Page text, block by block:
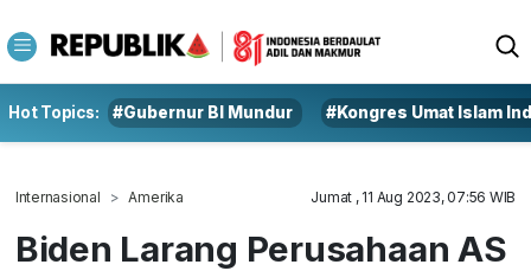
Hot Topics: #Gubernur BI Mundur #Kongres Umat Islam
Internasional Amerika Jumat , 11 Aug 2023, 07:56 WIB
Biden Larang Perusahaan AS